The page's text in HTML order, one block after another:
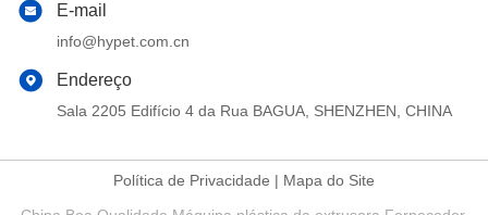
E-mail
info@hypet.com.cn
Endereço
Sala 2205 Edifício 4 da Rua BAGUA, SHENZHEN, CHINA
Política de Privacidade | Mapa do Site